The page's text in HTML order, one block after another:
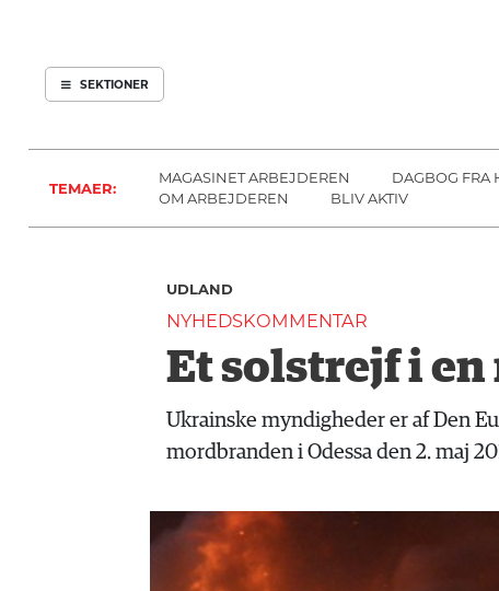
SEKTIONER
ARBEJDEREN
MENER
UDLAND
LÆSER
LÆSER
NAVNE
TEORI
SOUNDCLOUD
ABONNER
LOG IND
OM
SEKTIONER
TEMAER:
MAGASINET ARBEJDEREN DAGBOG FRA
OM ARBEJDEREN
BLIV AKTIV
UDLAND
NYHEDSKOMMENTAR
Et solstrejf i
Ukrainske myndigheder er af Den
mordbranden i Odessa den 2. maj